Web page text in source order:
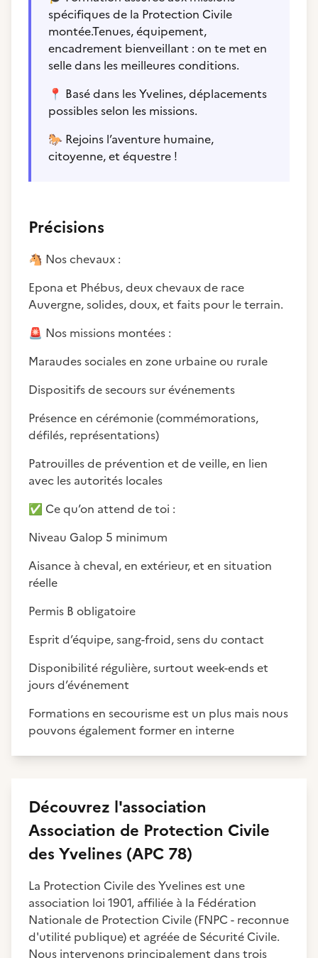
spécifiques de la Protection Civile
montée.Tenues, équipement,
encadrement bienveillant : on te met en
selle dans les meilleures conditions.
📍 Basé dans les Yvelines, déplacements
possibles selon les missions.
🐎 Rejoins l’aventure humaine,
citoyenne, et équestre !
Précisions
🐴 Nos chevaux :
Epona et Phébus, deux chevaux de race
Auvergne, solides, doux, et faits pour le terrain.
🚨 Nos missions montées :
Maraudes sociales en zone urbaine ou rurale
Dispositifs de secours sur événements
Présence en cérémonie (commémorations,
défilés, représentations)
Patrouilles de prévention et de veille, en lien
avec les autorités locales
✅ Ce qu’on attend de toi :
Niveau Galop 5 minimum
Aisance à cheval, en extérieur, et en situation
réelle
Permis B obligatoire
Esprit d’équipe, sang-froid, sens du contact
Disponibilité régulière, surtout week-ends et
jours d’événement
Formations en secourisme est un plus mais nous
pouvons également former en interne
Découvrez l'association
Association de Protection Civile
des Yvelines (APC 78)
La Protection Civile des Yvelines est une
association loi 1901, affiliée à la Fédération
Nationale de Protection Civile (FNPC - reconnue
d'utilité publique) et agréée de Sécurité Civile.
Nous intervenons principalement dans trois